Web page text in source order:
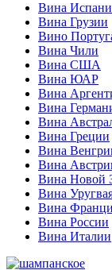
Вина
Вина Грузии
Вино
Вина Чили
Вина США
Вина ЮАР
Вина
Вина
Вина
Вина Греции
Вина
Вина
Вина Новой
Вина
Вина
Вина России
Вина Италии